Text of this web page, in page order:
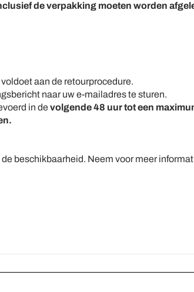
de verpakking moeten worden
aan de retourprocedure.
naar uw e-mailadres te sturen.
in devolgende 48 uur tot een
de beschikbaarheid. Neem voor meer